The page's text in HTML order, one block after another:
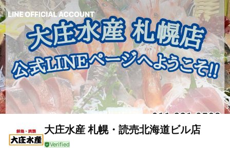
大庄水産 札幌・読売北海道ビル店